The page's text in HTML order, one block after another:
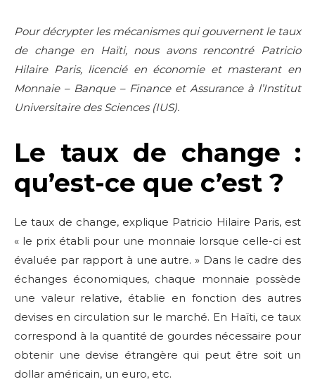
Pour décrypter les mécanismes qui gouvernent le taux
de change en Haïti, nous avons rencontré Patricio
Hilaire Paris, licencié en économie et masterant en
Monnaie – Banque – Finance et Assurance à l’Institut
Universitaire des Sciences (IUS).
Le taux de change :
qu’est-ce que c’est ?
Le taux de change, explique Patricio Hilaire Paris, est
« le prix établi pour une monnaie lorsque celle-ci est
évaluée par rapport à une autre. » Dans le cadre des
échanges économiques, chaque monnaie possède
une valeur relative, établie en fonction des autres
devises en circulation sur le marché. En Haïti, ce taux
correspond à la quantité de gourdes nécessaire pour
obtenir une devise étrangère qui peut être soit un
dollar américain, un euro, etc.